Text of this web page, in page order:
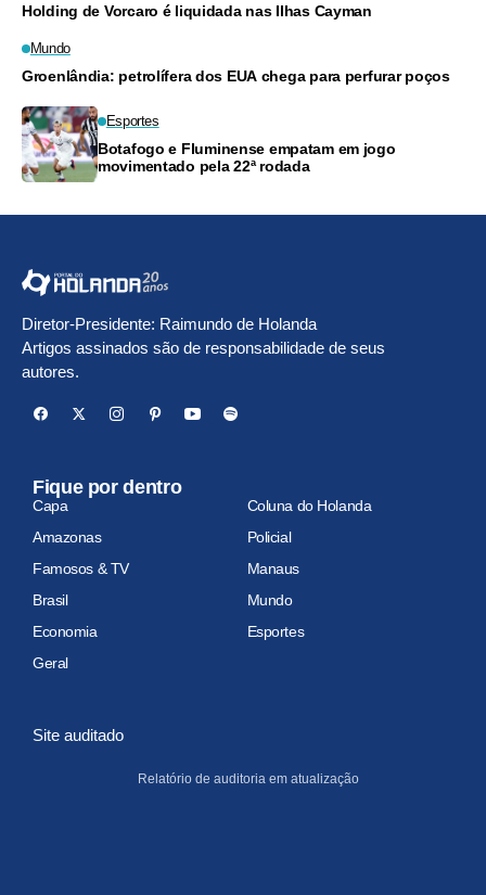
Holding de Vorcaro é liquidada nas Ilhas Cayman
Mundo
Groenlândia: petrolífera dos EUA chega para perfurar poços
Esportes
Botafogo e Fluminense empatam em jogo
movimentado pela 22ª rodada
Diretor-Presidente: Raimundo de Holanda
Artigos assinados são de responsabilidade de seus
autores.
Fique por dentro
Capa
Coluna do Holanda
Amazonas
Policial
Famosos & TV
Manaus
Brasil
Mundo
Economia
Esportes
Geral
Site auditado
Relatório de auditoria em atualização